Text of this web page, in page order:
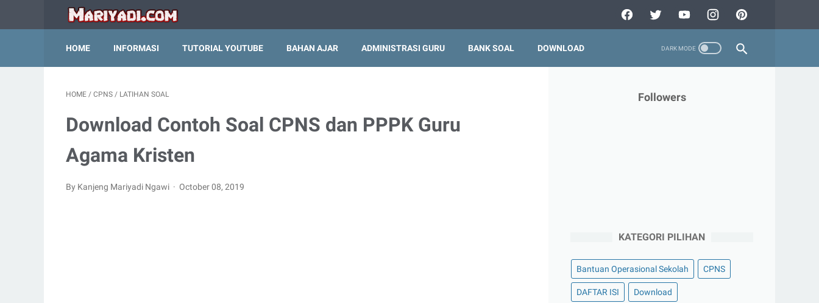
HOME INFORMASI TUTORIAL YOUTUBE BAHAN AJAR ADMINISTRASI GURU BANK SOAL DOWNLOAD
HOME / CPNS / LATIHAN SOAL
Download Contoh Soal CPNS dan PPPK Guru
Agama Kristen
By Kanjeng Mariyadi Ngawi October 08, 2019
Followers
KATEGORI PILIHAN
Bantuan Operasional Sekolah CPNS
DAFTAR ISI Download